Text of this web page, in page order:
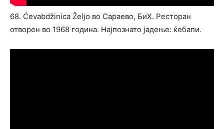
68. Ćevabdžinica Željo во Сараево, БиХ. Ресторан
отворен во 1968 година. Најпознато јадење: ќебапи.